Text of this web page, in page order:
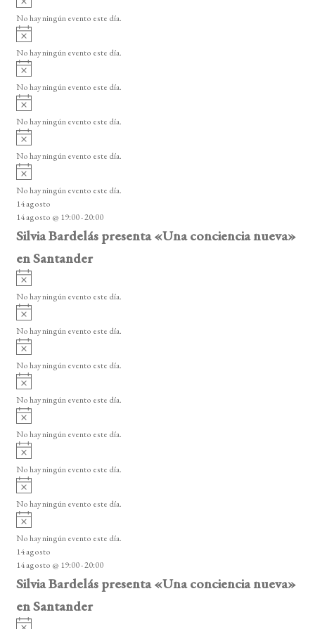
e
E
v
e
n
t
o
s
o
v
i
o
No hay ningún evento este día.
A
v
i
o
No hay ningún evento este día.
A
v
i
o
No hay ningún evento este día.
A
v
i
o
No hay ningún evento este día.
A
v
i
o
No hay ningún evento este día.
A
v
i
s
o
No hay ningún evento este día.
14 agosto
14 agosto @ 19:00-20:00
Silvia Bardelás presenta «Una conciencia nueva»
en Santander
A
v
i
o
No hay ningún evento este día.
A
v
i
o
No hay ningún evento este día.
A
v
i
o
No hay ningún evento este día.
A
v
i
o
No hay ningún evento este día.
A
v
i
o
No hay ningún evento este día.
A
v
i
o
No hay ningún evento este día.
A
v
i
o
No hay ningún evento este día.
A
v
i
s
o
No hay ningún evento este día.
14 agosto
14 agosto @ 19:00-20:00
Silvia Bardelás presenta «Una conciencia nueva»
en Santander
A